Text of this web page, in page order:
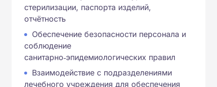
стерилизации, паспорта изделий,
отчётность
Обеспечение безопасности персонала и
соблюдение
санитарно‑эпидемиологических правил
Взаимодействие с подразделениями
лечебного учреждения для обеспечения